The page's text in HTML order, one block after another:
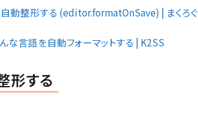
動整形する (editor.formatOnSave) | まくろぐ
言語を自動フォーマットする | K2SS
形する